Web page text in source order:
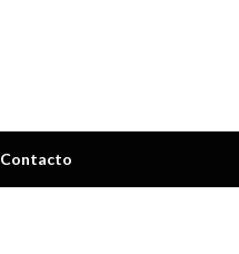
Contacto